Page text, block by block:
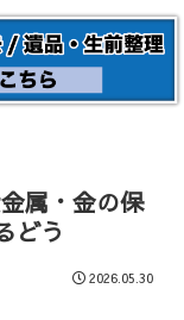
属・金の保
どう
2026.05.30